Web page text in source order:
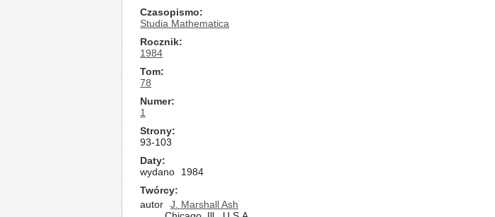
Czasopismo
Studia Mathematica
Rocznik
1984
Tom
78
Numer
1
Strony
93-103
Daty
wydano
1984
Twórcy
autor
J. Marshall Ash